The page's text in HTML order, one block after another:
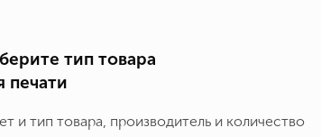
тип товара
печати
и тип товара, производитель и количество